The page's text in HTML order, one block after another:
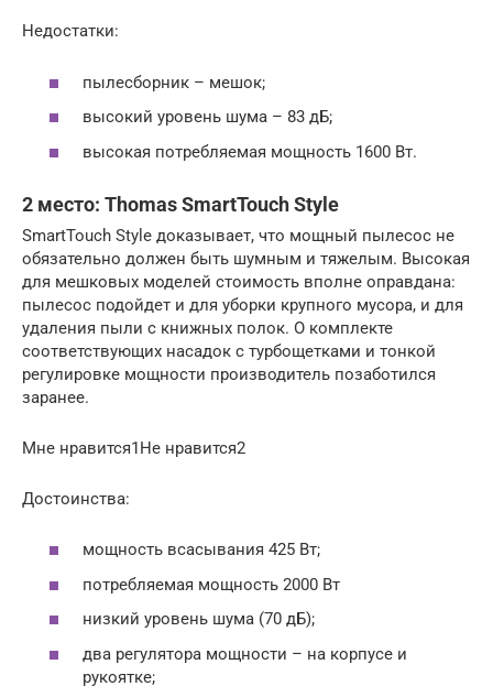
Недостатки:
пылесборник – мешок;
высокий уровень шума – 83 дБ;
высокая потребляемая мощность 1600 Вт.
2 место: Thomas SmartTouch Style
SmartTouch Style доказывает, что мощный пылесос не
обязательно должен быть шумным и тяжелым. Высокая
для мешковых моделей стоимость вполне оправдана:
пылесос подойдет и для уборки крупного мусора, и для
удаления пыли с книжных полок. О комплекте
соответствующих насадок с турбощетками и тонкой
регулировке мощности производитель позаботился
заранее.
Мне нравится1Не нравится2
Достоинства:
мощность всасывания 425 Вт;
потребляемая мощность 2000 Вт
низкий уровень шума (70 дБ);
два регулятора мощности – на корпусе и
рукоятке;